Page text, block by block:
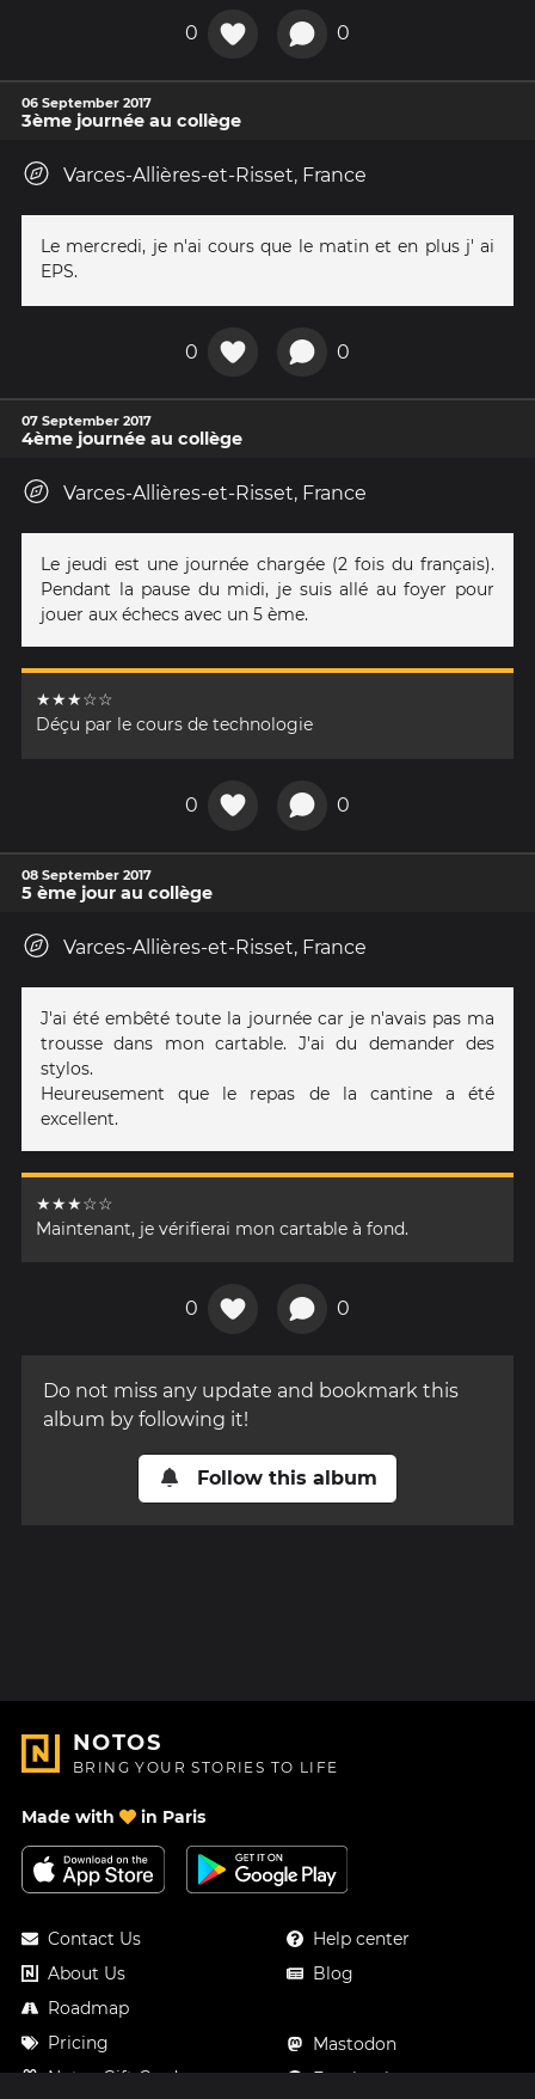
0 0
06 September 2017
3ème journée au collège
Varces-Allières-et-Risset, France
Le mercredi, je n'ai cours que le matin et en plus j' ai
EPS.
0 0
07 September 2017
4ème journée au collège
Varces-Allières-et-Risset, France
Le jeudi est une journée chargée (2 fois du français).
Pendant la pause du midi, je suis allé au foyer pour
jouer aux échecs avec un 5 ème.
★★★☆☆
Déçu par le cours de technologie
0 0
08 September 2017
5 ème jour au collège
Varces-Allières-et-Risset, France
J'ai été embêté toute la journée car je n'avais pas ma
trousse dans mon cartable. J'ai du demander des
stylos.
Heureusement que le repas de la cantine a été
excellent.
★★★☆☆
Maintenant, je vérifierai mon cartable à fond.
0 0
Do not miss any update and bookmark this
album by following it!
Follow this album
NOTOS
BRING YOUR STORIES TO LIFE
Made with in Paris
Contact Us
About Us
Roadmap
Pricing
Notos Gift Card
Help center
Blog
Mastodon
Facebook